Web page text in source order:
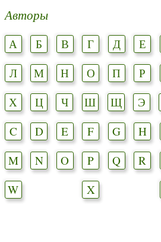
Авторы
А Б В Г Д Е
Л
М Н О П Р
Х
Ц Ч Ш Щ Э
C
D E F G H
M
N O P Q R
W
X